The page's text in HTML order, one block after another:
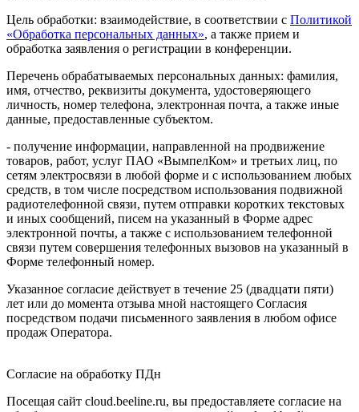
Цель обработки: взаимодействие, в соответствии с Политикой
«Обработка персональных данных», а также прием и
обработка заявления о регистрации в конференции.
Перечень обрабатываемых персональных данных: фамилия,
имя, отчество, реквизиты документа, удостоверяющего
личность, номер телефона, электронная почта, а также иные
данные, предоставленные субъектом.
- получение информации, направленной на продвижение
товаров, работ, услуг ПАО «ВымпелКом» и третьих лиц, по
сетям электросвязи в любой форме и с использованием любых
средств, в том числе посредством использования подвижной
радиотелефонной связи, путем отправки коротких текстовых
и иных сообщений, писем на указанный в Форме адрес
электронной почты, а также с использованием телефонной
связи путем совершения телефонных вызовов на указанный в
Форме телефонный номер.
Указанное согласие действует в течение 25 (двадцати пяти)
лет или до момента отзыва мной настоящего Согласия
посредством подачи письменного заявления в любом офисе
продаж Оператора.
Согласие на обработку ПДн
Посещая сайт cloud.beeline.ru, вы предоставляете согласие на